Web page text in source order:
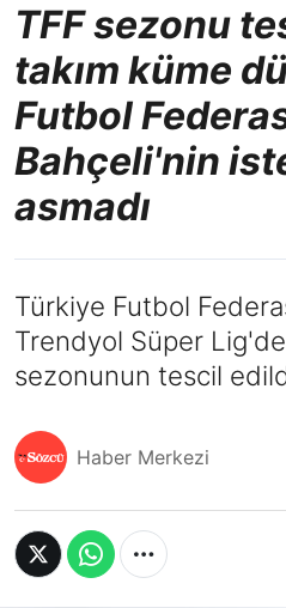
TFF sezonu
takım küme
Futbol
Bahçeli'nin
asmadı
Türkiye Futbol
Trendyol Süper
sezonunun tescil
Haber Merkezi